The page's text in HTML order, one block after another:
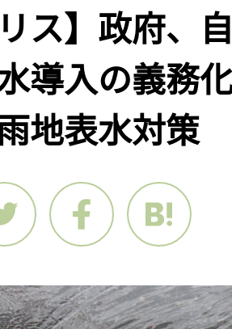
リス】政府、
導入の義務
地表水対策